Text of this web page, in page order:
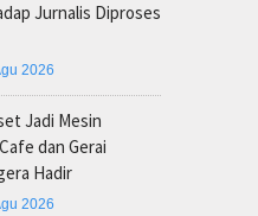
Jurnalis Diproses
2026
Jadi Mesin
dan Gerai
Hadir
2026